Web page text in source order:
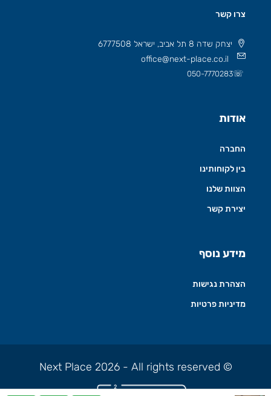
צרו קשר
יצחק שדה 8 תל אביב, ישראל 6777508
office@next-place.co.il
☏
050-7770283
אודות
החברה
בין לקוחותינו
הצוות שלנו
יצירת קשר
מידע נוסף
הצהרת נגישות
מדיניות פרטיות
© Next Place 2026 - All rights reserved